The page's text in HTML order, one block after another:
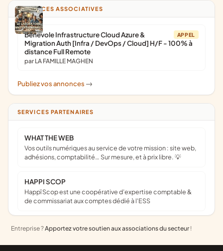
ANNONCES ASSOCIATIVES
APPEL
Bénévole Infrastructure Cloud Azure &
Migration Auth [Infra / DevOps / Cloud] H/F - 100% à
distance Full Remote
par LA FAMILLE MAGHEN
Publiez vos annonces ->
SERVICES PARTENAIRES
WHAT THE WEB
Vos outils numériques au service de votre mission : site web,
adhésions, comptabilité… Sur mesure, et à prix libre. 💡
HAPPI SCOP
Happï Scop est une coopérative d’expertise comptable &
de commissariat aux comptes dédié à l'ESS
Entreprise ?Apportez votre soutien aux associations du secteur !